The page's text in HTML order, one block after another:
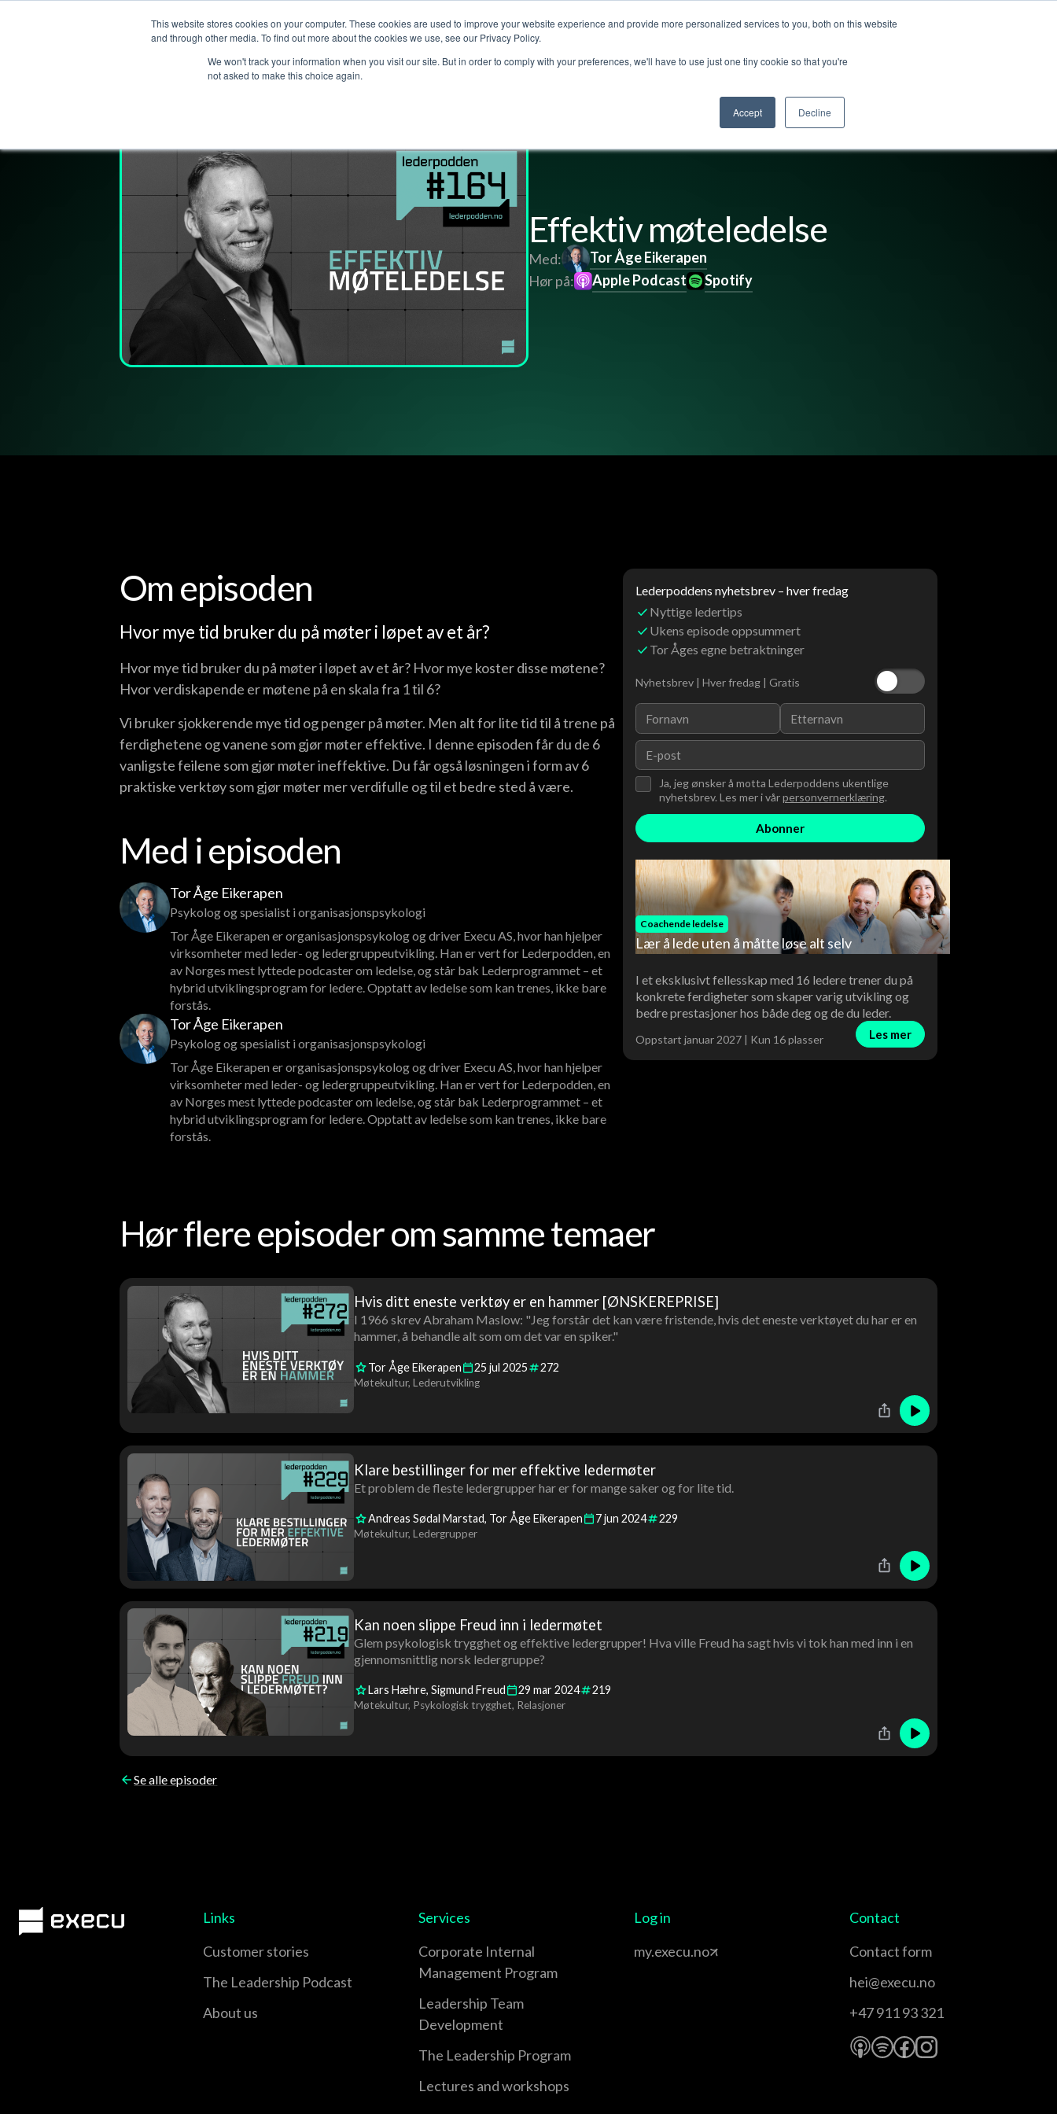
This website stores cookies on your computer. These cookies are used to improve your website experience and provide more personalized services to you, both on this website
and through other media. To find out more about the cookies we use, see our Privacy Policy.
We won't track your information when you visit our site. But in order to comply with your preferences, we'll have to use just one tiny cookie so that you're
not asked to make this choice again.
Accept Decline
Services Customer stories The Leadership Podcast About us Log in Contact us
Effektiv møteledelse
Med:
Tor Åge Eikerapen
Hør på:
Apple Podcast Spotify
Om episoden
Hvor mye tid bruker du på møter i løpet av et år?
Hvor mye tid bruker du på møter i løpet av et år? Hvor mye koster disse møtene?
Hvor verdiskapende er møtene på en skala fra 1 til 6?
Vi bruker sjokkerende mye tid og penger på møter. Men alt for lite tid til å trene på
ferdighetene og vanene som gjør møter effektive. I denne episoden får du de 6
vanligste feilene som gjør møter ineffektive. Du får også løsningen i form av 6
praktiske verktøy som gjør møter mer verdifulle og til et bedre sted å være.
Med i episoden
Tor Åge Eikerapen
Psykolog og spesialist i organisasjonspsykologi
Tor Åge Eikerapen er organisasjonspsykolog og driver Execu AS, hvor han hjelper
virksomheter med leder- og ledergruppeutvikling. Han er vert for Lederpodden, en
av Norges mest lyttede podcaster om ledelse, og står bak Lederprogrammet – et
hybrid utviklingsprogram for ledere. Opptatt av ledelse som kan trenes, ikke bare
forstås.
Tor Åge Eikerapen
Psykolog og spesialist i organisasjonspsykologi
Tor Åge Eikerapen er organisasjonspsykolog og driver Execu AS, hvor han hjelper
virksomheter med leder- og ledergruppeutvikling. Han er vert for Lederpodden, en
av Norges mest lyttede podcaster om ledelse, og står bak Lederprogrammet – et
hybrid utviklingsprogram for ledere. Opptatt av ledelse som kan trenes, ikke bare
forstås.
Lederpoddens nyhetsbrev – hver fredag
Nyttige ledertips
Ukens episode oppsummert
Tor Åges egne betraktninger
Nyhetsbrev | Hver fredag | Gratis
Ja, jeg ønsker å motta Lederpoddens ukentlige
nyhetsbrev. Les mer i vårpersonvernerklæring.
Coachende ledelse
Lær å lede uten å måtte løse alt selv
I et eksklusivt fellesskap med 16 ledere trener du på
konkrete ferdigheter som skaper varig utvikling og
bedre prestasjoner hos både deg og de du leder.
Oppstart januar 2027 | Kun 16 plasser Les mer
Hør flere episoder om samme temaer
Hvis ditt eneste verktøy er en hammer [ØNSKEREPRISE]
I 1966 skrev Abraham Maslow: "Jeg forstår det kan være fristende, hvis det eneste verktøyet du har er en
hammer, å behandle alt som om det var en spiker."
Tor Åge Eikerapen 25 jul 2025 272
Møtekultur Lederutvikling
Klare bestillinger for mer effektive ledermøter
Et problem de fleste ledergrupper har er for mange saker og for lite tid.
Andreas Sødal Marstad Tor Åge Eikerapen 7jun 2024 229
Møtekultur Ledergrupper
Kan noen slippe Freud inn i ledermøtet
Glem psykologisk trygghet og effektive ledergrupper! Hva ville Freud ha sagt hvis vi tok han med inn i en
gjennomsnittlig norsk ledergruppe?
Lars Hæhre Sigmund Freud 29 mar2024 219
Møtekultur Psykologisk trygghet Relasjoner
Se alle episoder
Links
Customer stories
The Leadership Podcast
About us
Services
Corporate Internal
Management Program
Leadership Team
Development
The Leadership Program
Lectures and workshops
Log in
my.execu.no
Contact
Contact form
hei@execu.no
+47 911 93 321